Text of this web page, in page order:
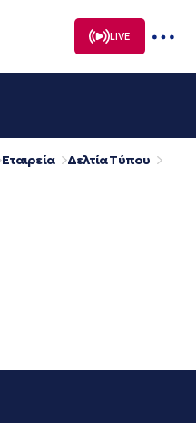
LIVE
Εταιρεία
Δελτία Τύπου